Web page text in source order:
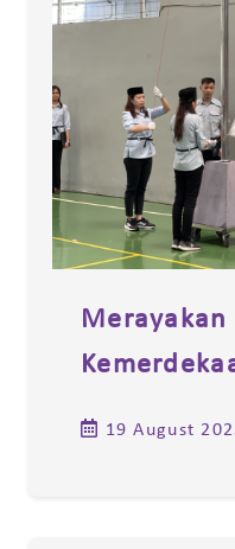
Merayakan
19 August